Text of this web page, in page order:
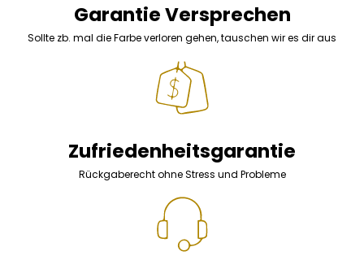
Garantie Versprechen
Sollte zb. mal die Farbe verloren gehen, tauschen wir es dir aus
Zufriedenheitsgarantie
Rückgaberecht ohne Stress und Probleme